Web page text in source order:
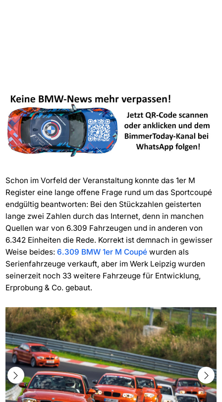
Schon im Vorfeld der Veranstaltung konnte das 1er M
Register eine lange offene Frage rund um das Sportcoupé
endgültig beantworten: Bei den Stückzahlen geisterten
lange zwei Zahlen durch das Internet, denn in manchen
Quellen war von 6.309 Fahrzeugen und in anderen von
6.342 Einheiten die Rede. Korrekt ist demnach in gewisser
Weise beides: 6.309 BMW 1er M Coupéwurden als
Serienfahrzeuge verkauft, aber im Werk Leipzig wurden
seinerzeit noch 33 weitere Fahrzeuge für Entwicklung,
Erprobung & Co. gebaut.